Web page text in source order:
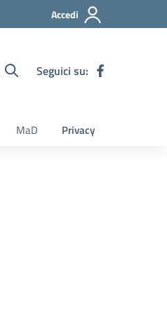
Accedi
Seguici su:
MaD Privacy